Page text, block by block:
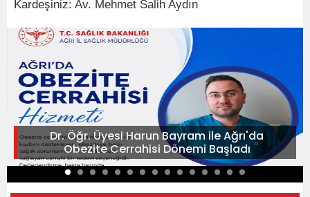
Kardeşiniz: Av. Mehmet Salih Aydın
Dr. Öğr. Üyesi Harun Bayram ile Ağrı'da
Obezite Cerrahisi Dönemi Başladı